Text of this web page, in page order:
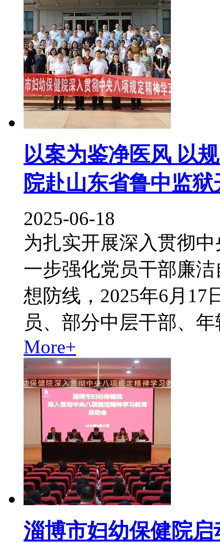
以案为鉴净医风 以
院赴山东省鲁中监
2025-06-18
为扎实开展深入贯彻
一步强化党员干部廉
想防线，2025年6月17
员、部分中层干部、
More+
淄博市妇幼保健院